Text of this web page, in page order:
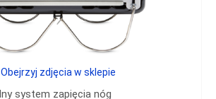
system zapięcia nóg
Obejrzyj zdjęcia w sklepie